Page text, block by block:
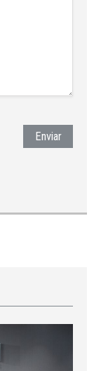
Enviar